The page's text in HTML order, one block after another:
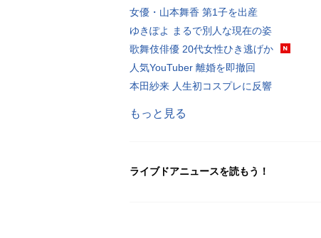
女優・山本舞香 第1子を出産
ゆきぽよ まるで別人な現在の姿
歌舞伎俳優 20代女性ひき逃げか
人気YouTuber 離婚を即撤回
本田紗来 人生初コスプレに反響
もっと見る
ライブドアニュースを読もう！